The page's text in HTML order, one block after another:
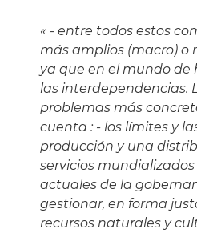
« - entre todos estos
más amplios (macro) o
ya que en el mundo
las interdependencias.
problemas más
cuenta : - los límites y
producción y una
servicios
actuales de la
gestionar, en forma
recursos naturales y